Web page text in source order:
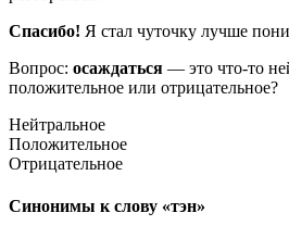
Спасибо! Я стал чуточку лучше
Вопрос: осаждаться — это что-то
положительное или отрицательное?
Нейтральное
Положительное
Отрицательное
Синонимы к слову «тэн»